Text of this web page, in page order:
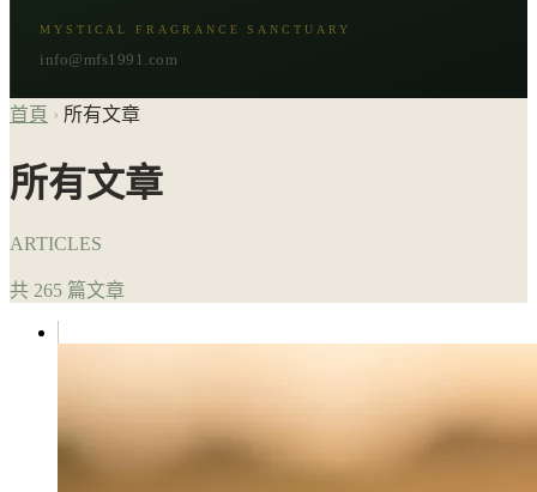
節氣與民俗
MYSTICAL FRAGRANCE SANCTUARY
info@mfs1991.com
首頁 › 所有文章
所有文章
ARTICLES
共 265 篇文章